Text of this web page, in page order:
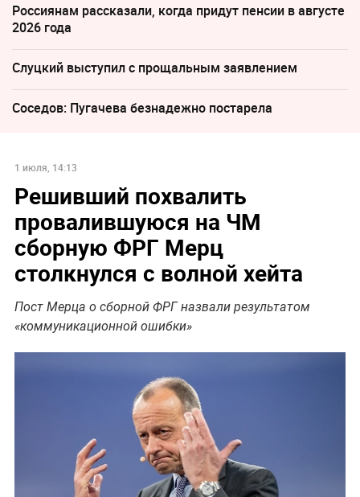
Россиянам рассказали, когда придут пенсии в августе
2026 года
Слуцкий выступил с прощальным заявлением
Соседов: Пугачева безнадежно постарела
1 июля, 14:13
Решивший похвалить
провалившуюся на ЧМ
сборную ФРГ Мерц
столкнулся с волной хейта
Пост Мерца о сборной ФРГ назвали результатом
«коммуникационной ошибки»